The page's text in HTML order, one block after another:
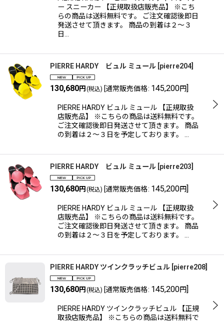
ー スニーカー 【正規取扱店販売品】 ※こち
らの商品は送料無料です。 ご注文確認後即日
発送させて頂きます。 商品の到着は２〜３
日…
PIERRE HARDY ビュル ミュール pierre204
130,680円 (税込) [通常販売価格: 145,200円]
PIERRE HARDY ビュル ミュール 【正規取扱
店販売品】 ※こちらの商品は送料無料です。
ご注文確認後即日発送させて頂きます。 商品
の到着は２〜３日を予定しております。 …
PIERRE HARDY ビュル ミュール pierre203
130,680円 (税込) [通常販売価格: 145,200円]
PIERRE HARDY ビュル ミュール 【正規取扱
店販売品】 ※こちらの商品は送料無料です。
ご注文確認後即日発送させて頂きます。 商品
の到着は２〜３日を予定しております。 …
PIERRE HARDY ツインクラッチビュル pierre208
130,680円 (税込) [通常販売価格: 145,200円]
PIERRE HARDY ツインクラッチビュル 【正規
取扱店販売品】 ※こちらの商品は送料無料で